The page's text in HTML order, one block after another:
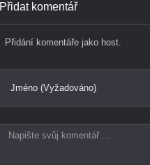
Přidat komentář
Přidání komentáře jako host.
Jméno (Vyžadováno)